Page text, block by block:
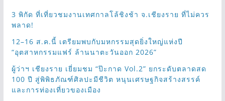
3 พิกัด ที่เที่ยวชมงานเทศกาลโล้ชิงช้า จ.เชียงราย ที่ไม่ควร
พลาด!
12–16 ส.ค.นี้ เตรียมพบกับมหกรรมสุดยิ่งใหญ่แห่งปี
“อุตสาหกรรมแฟร์ ล้านนาตะวันออก 2026”
ผู้ว่าฯ เชียงราย เยี่ยมชม “ป๊ะกาด Vol.2” ยกระดับตลาดสด
100 ปี สู่พิพิธภัณฑ์ศิลปะมีชีวิต หนุนเศรษฐกิจสร้างสรรค์
และการท่องเที่ยวของเมือง